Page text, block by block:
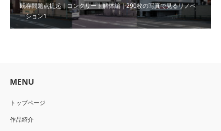
既存問題点提起｜コンクリート解体編｜290枚の写真で見るリノベ
ーション1
MENU
トップページ
作品紹介